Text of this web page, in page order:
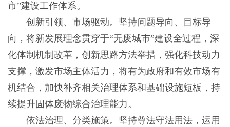
市”建设工作体系。
创新引领、市场驱动。坚持问题导向、目标导
向，将新发展理念贯穿于“无废城市”建设全过程，深
化体制机制改革，创新思路方法举措，强化科技动力
支撑，激发市场主体活力，将有为政府和有效市场有
机结合，加快补齐相关治理体系和基础设施短板，持
续提升固体废物综合治理能力。
依法治理、分类施策。坚持尊法守法用法，运用